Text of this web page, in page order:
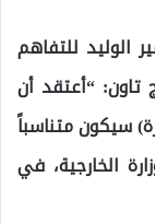
الوليد للتفاهم
“أعتقد أن
سيكون متناسباً
الخارجية، في